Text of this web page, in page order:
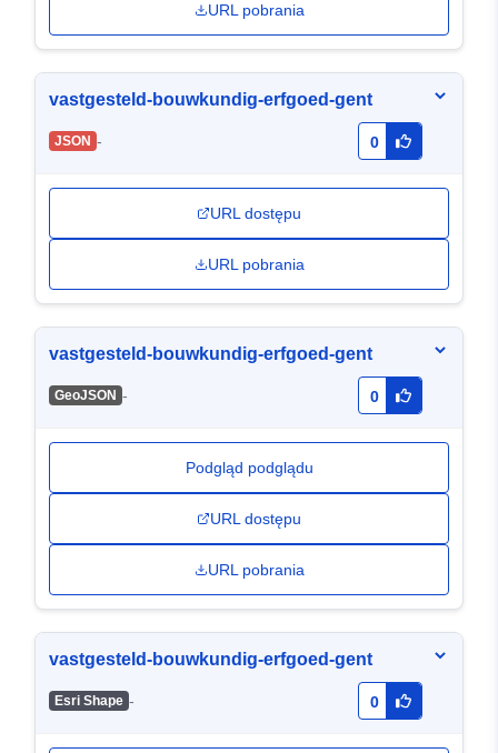
URL pobrania
vastgesteld-bouwkundig-erfgoed-gent
JSON - 0
URL dostępu
URL pobrania
vastgesteld-bouwkundig-erfgoed-gent
GeoJSON - 0
Podgląd podglądu
URL dostępu
URL pobrania
vastgesteld-bouwkundig-erfgoed-gent
Esri Shape - 0